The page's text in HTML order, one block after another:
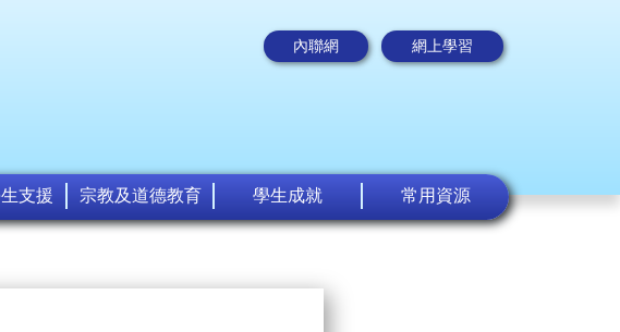
內聯網 網上學習
支援 宗教及道德教育 學生成就 常用資源